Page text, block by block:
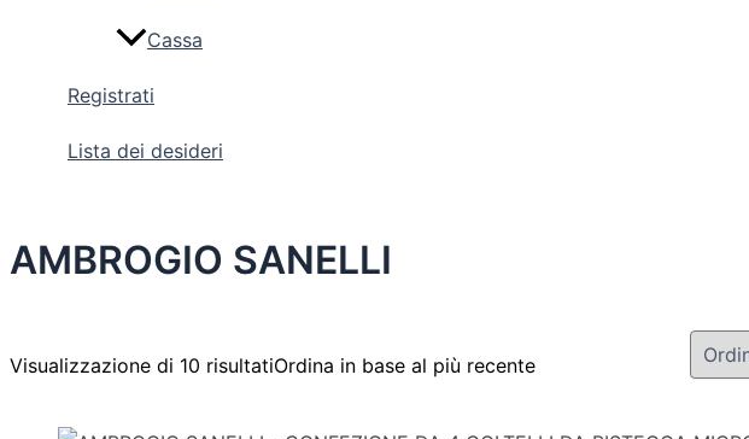
Cassa
Registrati
Lista dei desideri
AMBROGIO SANELLI
Visualizzazione di 10 risultatiOrdina in base al più recente